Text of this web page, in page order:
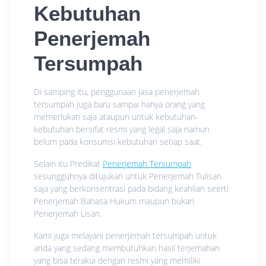
Kebutuhan
Penerjemah
Tersumpah
Di samping itu, penggunaan jasa penerjemah
tersumpah juga baru sampai hanya orang yang
memerlukan saja ataupun untuk kebutuhan-
kebutuhan bersifat resmi yang legal saja namun
belum pada konsumsi kebutuhan setiap saat.
Selain itu Predikat Penerjemah Tersumpah
sesungguhnya ditujukan untuk Penerjemah Tulisan
saja yang berkonsentrasi pada bidang keahlian seerti
Penerjemah Bahasa Hukum maupun bukan
Penerjemah Lisan.
Kami juga melayani penerjemah tersumpah untuk
anda yang sedang membutuhkan hasil terjemahan
yang bisa terakui dengan resmi yang memiliki